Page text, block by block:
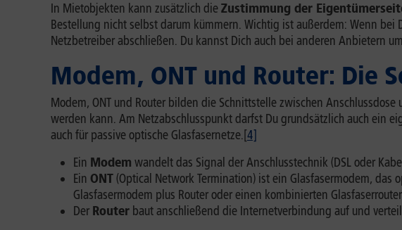
In Mietobjekten kann zusätzlich dieZustimmung der
Bestellung nicht selbst darum kümmern. Wichtig ist außerdem: Wenn
Netzbetreiber abschließen. Du kannst Dich auch bei anderen Anbietern
Modem, ONT und Router: Die
Modem, ONT und Router bilden die Schnittstelle zwischen
werden kann. Am Netzabschlusspunkt darfst Du grundsätzlich auch ein
auch für passive optische Glasfasernetze.[4]
Ein Modem wandelt das Signal der Anschlusstechnik (DSL oder
Ein ONT(Optical Network Termination) ist ein Glasfasermodem, das
Glasfasermodem plus Router oder einen kombinierten
Der Router baut anschließend die Internetverbindung auf und